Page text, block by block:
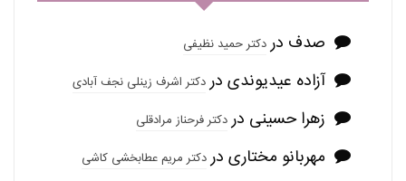
صدف دردکتر حمید نظیفی
آزاده عیدیوندی دردکتر اشرف زینلی نجف آبادی
زهرا حسینی دردکتر فرحناز مرادقلی
مهربانو مختاری دردکتر مریم عطابخشی کاشی